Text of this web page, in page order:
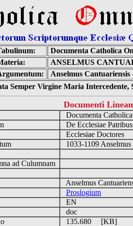
Documenta Catholica
ANSELMUS
Anselmus Cantuariensis
Semper Virgine Maria
Documenti
Documenta
De Ecclesiae
Ecclesiae Doctores
1033-1109 Anselmus
ad Culumnam
Anselmus
Proslogium
EN
doc
135.680 [KB]